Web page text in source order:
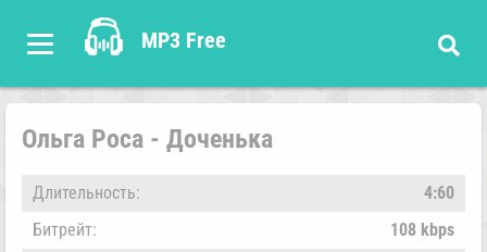
MP3 Free
Ольга Роса - Доченька
Длительность:
4:60
Битрейт:
108 kbps